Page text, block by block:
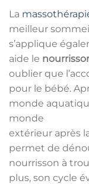
La
meilleur
s’applique
aide le
oublier que
pour le bébé.
monde
monde
extérieur après
permet de
nourrisson à
plus, son cycle